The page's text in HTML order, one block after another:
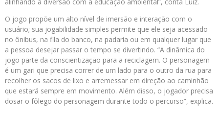
O jogo propõe um alto nível de imersão e interação com o
usuário; sua jogabilidade simples permite que ele seja acessado
no ônibus, na fila do banco, na padaria ou em qualquer lugar que
a pessoa desejar passar o tempo se divertindo. “A dinâmica do
jogo parte da conscientização para a reciclagem. O personagem
é um gari que precisa correr de um lado para o outro da rua para
recolher os sacos de lixo e arremessar em direção ao caminhão
que estará sempre em movimento. Além disso, o jogador precisa
dosar o fôlego do personagem durante todo o percurso”, explica.